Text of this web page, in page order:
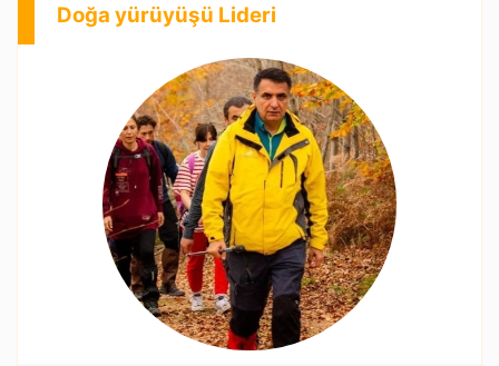
Doğa yürüyüşü Lideri